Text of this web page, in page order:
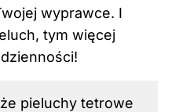
wyprawce. I
tym więcej
pieluchy tetrowe